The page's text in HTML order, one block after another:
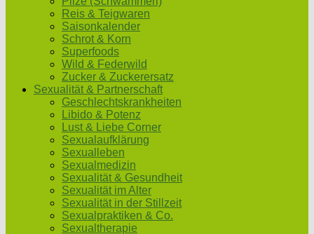
Reis & Teigwaren
Saisonkalender
Schrot & Korn
Superfoods
Wild & Federwild
Zucker & Zuckerersatz
Sexualität & Partnerschaft
Geschlechtskrankheiten
Libido & Potenz
Lust & Liebe Corner
Sexualaufklärung
Sexualleben
Sexualmedizin
Sexualität & Gesundheit
Sexualität im Alter
Sexualität in der Stillzeit
Sexualpraktiken & Co.
Sexualtherapie